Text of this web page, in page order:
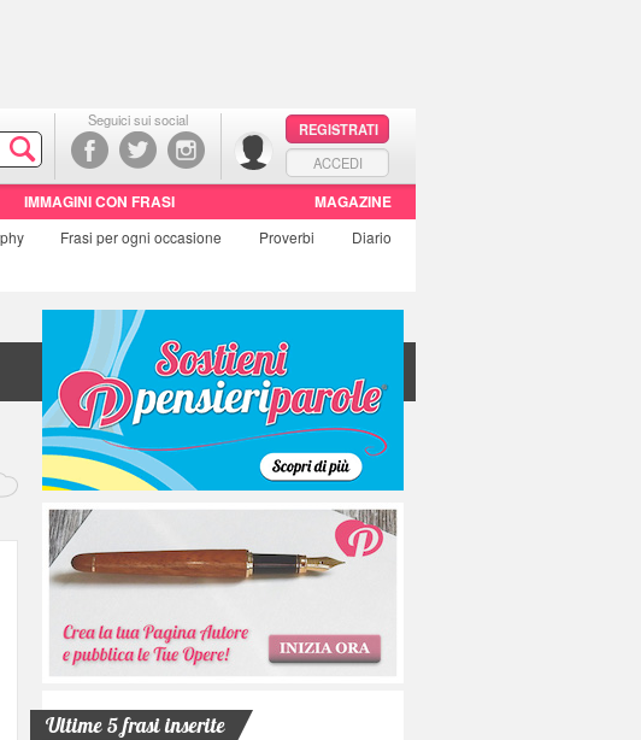
Seguici sui social
REGISTRATI
ACCEDI
IMMAGINI CON FRASI MAGAZINE
Frasiper ogni occasione Proverbi
Diario
Ultime 5 frasi inserite